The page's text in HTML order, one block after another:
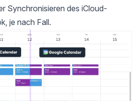
Synchronisieren des iCloud-
, je nach Fall.